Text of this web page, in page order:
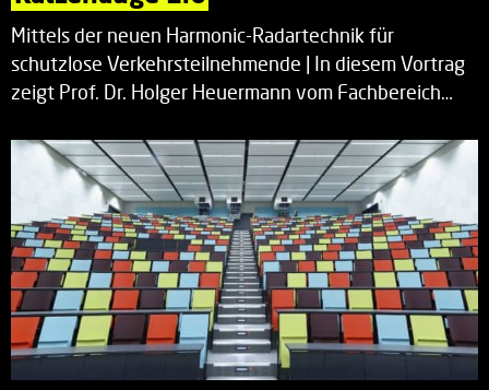
Mittels der neuen Harmonic-Radartechnik für
schutzlose Verkehrsteilnehmende | In diesem Vortrag
zeigt Prof. Dr. Holger Heuermann vom Fachbereich…